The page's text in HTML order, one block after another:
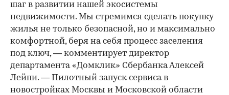
шаг в развитии нашей экосистемы
недвижимости. Мы стремимся сделать покупку
жилья не только безопасной, но и максимально
комфортной, беря на себя процесс заселения
под ключ, — комментирует директор
департамента «Домклик» Сбербанка Алексей
Лейпи. — Пилотный запуск сервиса в
новостройках Москвы и Московской области